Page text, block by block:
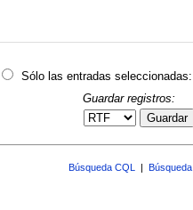
Sólo las entradas seleccionadas:
Guardar registros:
Guardar
Búsqueda CQL